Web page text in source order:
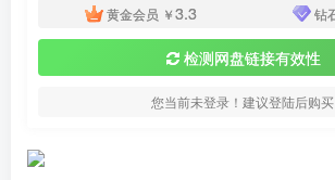
黄金会员 ￥3.3 钻
检测网盘链接有效性
您当前未登录！建议登陆后购